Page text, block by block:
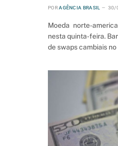
POR AGÊNCIA BRASIL 30/
Moeda norte-
nesta quinta-feira.
de swaps cambiais